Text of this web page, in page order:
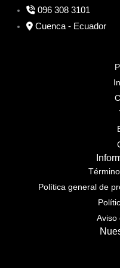
096 308 3101
Cuenca - Ecuador
Política general de
Aviso